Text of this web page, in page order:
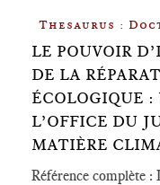
Thesaurus :
LE POUVOIR
DE LA
ÉCOLOGIQUE
L’OFFICE DU
MATIÈRE
Référence complète